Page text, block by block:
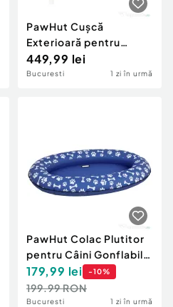
PawHut Cușcă
Exterioară pentru
Iepuri din Lemn de Pin
cu Acoperiș Rabatabil,
449,99 lei
Bucuresti 1 zi în urmă
PawHut Colac Plutitor
pentru Câini Gonflabil,
Pliabil, pentru Câini
Mici și Medii, Albastru
179,99 lei -10%
199.99 RON
Bucuresti 1 zi în urmă